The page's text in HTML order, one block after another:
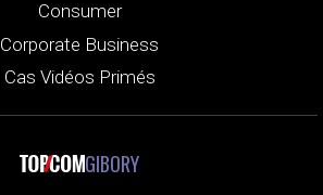
Consumer
Corporate Business
Cas Vidéos Primés
GIBORY